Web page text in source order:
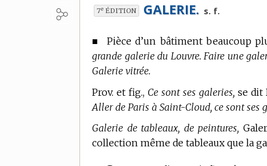
7e ÉDITION GALERIE. s. f.
■Pièce d’un bâtiment beaucoup
grande galerie du Louvre. Faire une
Galerie vitrée.
Prov. et fig., Ce sont ses galeries, se dit
Aller de Paris à Saint-Cloud, ce sont ses
Galerie de tableaux, de peintures,
collection même de tableaux que la